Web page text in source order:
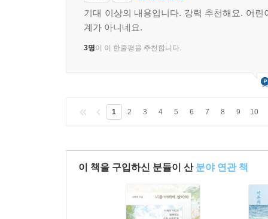
기대 이상의 내용입니다. 강력 추천해요. 어린
계가 아니네요.
3명이 이 한줄평을 추천합니다.
1 2 3 4 5 6 7 8 9 10
이 책을 구입하신 분들이 산 분야 연관 책